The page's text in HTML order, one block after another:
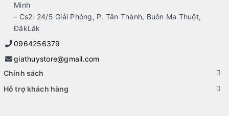
- Bán laptop cũ qua sử dụng nguyên zin giá cạnh tranh, bán uy
tín, chất lượng và dich vụ số 1 BMT - Gò Vấp, HCM.
Minh
- Cs2: 24/5 Giải Phóng, P. Tân Thành, Buôn Ma Thuột,
ĐăkLăk
0964256379
giathuystore@gmail.com
Chính sách
Hỗ trợ khách hàng